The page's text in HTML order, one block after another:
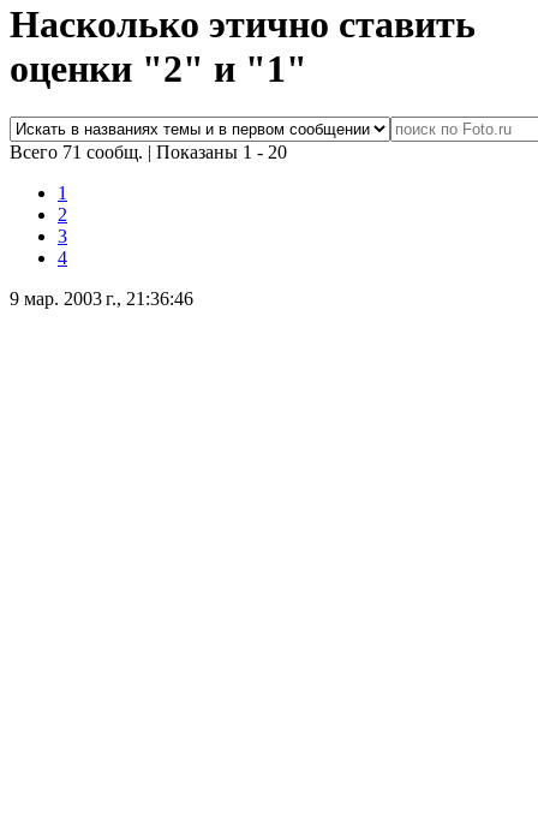
Насколько этично ставить
оценки "2" и "1"
Всего 71 сообщ. | Показаны 1 - 20
1
2
3
4
9 мар. 2003 г., 21:36:46